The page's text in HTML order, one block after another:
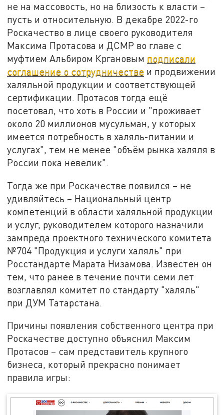
не на массовость, но на близость к власти –
пусть и относительную. В декабре 2022-го
Роскачество в лице своего руководителя
Максима Протасова и ДСМР во главе с
муфтием Альбиром Кргановым подписали
соглашение о сотрудничестве и продвижении
халяльной продукции и соответствующей
сертификации. Протасов тогда ещё
посетовал, что хоть в России и "проживает
около 20 миллионов мусульман, у которых
имеется потребность в халяль-питании и
услугах", тем не менее "объём рынка халяля в
России пока невелик".
Тогда же при Роскачестве появился – не
удивляйтесь – Национальный центр
компетенций в области халяльной продукции
и услуг, руководителем которого назначили
зампреда проектного технического комитета
№704 "Продукция и услуги халяль" при
Росстандарте Марата Низамова. Известен он
тем, что ранее в течение почти семи лет
возглавлял комитет по стандарту "халяль"
при ДУМ Татарстана.
Причины появления собственного центра при
Роскачестве доступно объяснил Максим
Протасов – сам представитель крупного
бизнеса, который прекрасно понимает
правила игры: